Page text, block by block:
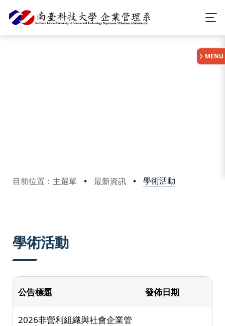
目前位置：主選單 最新資訊 學術活動
MENU
學術活動
公告標題 發佈日期
2026非營利組織與社會企業管